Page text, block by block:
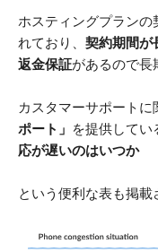
ホスティングプランの
れており、 契約期間が
返金保証があるので長
カスタマーサポートに
ポート」 を提供して
応が遅いのはいつか
という便利な表も掲載